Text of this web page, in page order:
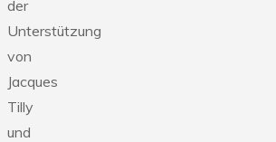
der
Unterstützung
von
Jacques
Tilly
und